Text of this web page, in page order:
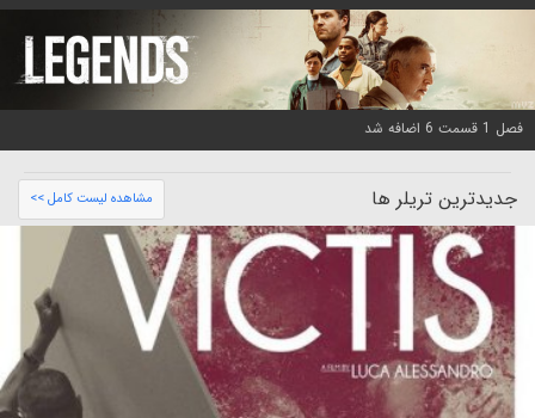
فصل 1 قسمت 6 اضافه شد
جدیدترین تریلر ها مشاهده لیست کامل >>